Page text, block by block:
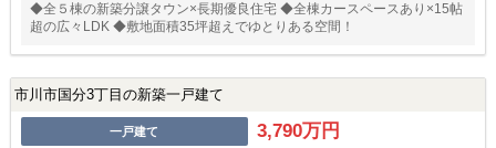
◆全５棟の新築分譲タウン×長期優良住宅 ◆全棟カースペースあり×15帖
超の広々LDK ◆敷地面積35坪超えでゆとりある空間！
市川市国分3丁目の新築一戸建て
一戸建て 3,790万円